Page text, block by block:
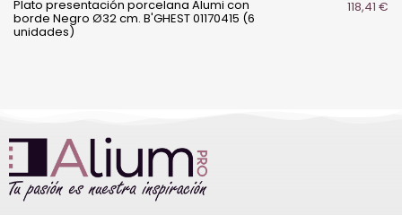
Plato presentación porcelana Alumi con
borde Negro Ø32 cm. B'GHEST 01170415 (6
unidades)
118,41 €